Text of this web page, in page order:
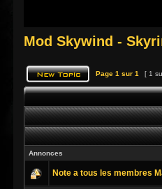
Mod Skywind -
Page 1 sur 1 [ 1
Annonces
Note a tous les membres